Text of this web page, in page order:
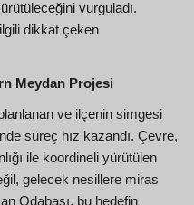
vurguladı.
dikkat çeken
Meydan Projesi
ve ilçenin simgesi
süreç hız kazandı. Çevre,
ile koordineli yürütülen
gelecek nesillere miras
Odabaşı, bu hedefin